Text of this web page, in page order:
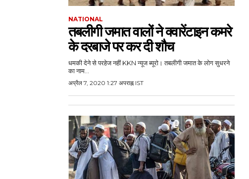
NATIONAL
तबलीगी जमात वालों ने क्वारेंटाइन कमरे
के दरबाजे पर कर दी शौच
धमकी देने से परहेज नहीं KKN न्यूज ब्यूरो। तबलीगी जमात के लोग सुधरने
का नाम...
अप्रैल 7, 2020 1:27 अपराह्न IST